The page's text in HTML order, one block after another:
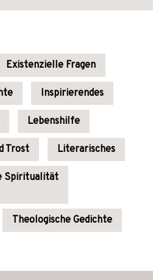
Existenzielle Fragen
Inspirierendes
Lebenshilfe
Trost Literarisches
Spiritualität
Theologische Gedichte